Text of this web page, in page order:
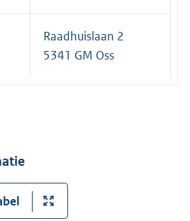
Raadhuislaan 2
5341 GM Oss